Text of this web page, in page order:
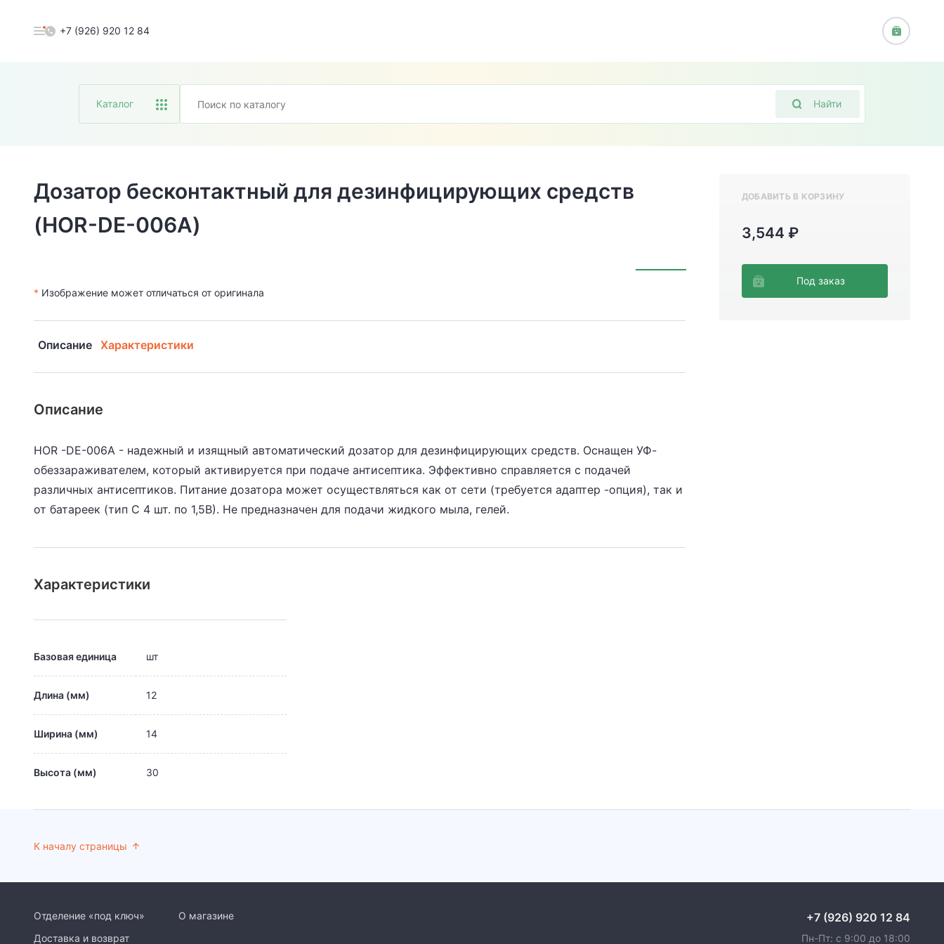
+7 (926) 920 12 84
Найти
Каталог
Дозатор бесконтактный для дезинфицирующих средств
(HOR-DE-006A)
* Изображение может отличаться от оригинала
ДОБАВИТЬ В КОРЗИНУ
3,544 ₽
Под заказ
Описание Характеристики
Описание
HOR -DE-006A - надежный и изящный автоматический дозатор для дезинфицирующих средств. Оснащен УФ-
обеззараживателем, который активируется при подаче антисептика. Эффективно справляется с подачей
различных антисептиков. Питание дозатора может осуществляться как от сети (требуется адаптер -опция), так и
от батареек (тип С 4 шт. по 1,5В). Не предназначен для подачи жидкого мыла, гелей.
Характеристики
Базовая единица шт
Длина (мм) 12
Ширина (мм) 14
Высота (мм) 30
К началу страницы
Отделение «под ключ»
Доставка и возврат
О магазине +7 (926) 920 12 84
Пн-Пт: с 9:00 до 18:00